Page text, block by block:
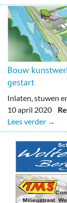
Bouw
gestart
Inlaten, stuwen
10 april 2020
Lees verder →